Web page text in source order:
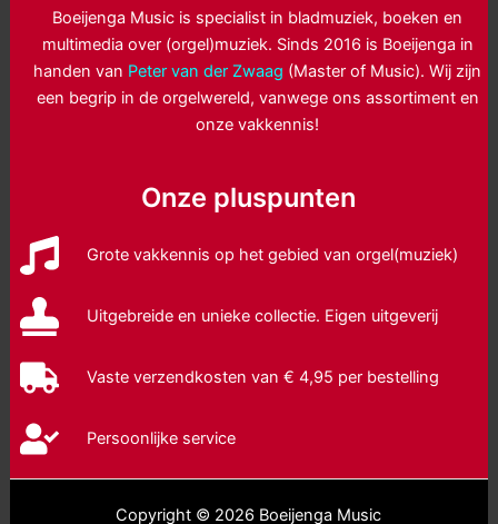
Boeijenga Music is specialist in bladmuziek, boeken en
multimedia over (orgel)muziek. Sinds 2016 is Boeijenga in
handen van Peter van der Zwaag (Master of Music). Wij zijn
een begrip in de orgelwereld, vanwege ons assortiment en
onze vakkennis!
Onze pluspunten
Grote vakkennis op het gebied van orgel(muziek)
Uitgebreide en unieke collectie. Eigen uitgeverij
Vaste verzendkosten van € 4,95 per bestelling
Persoonlijke service
Copyright © 2026 Boeijenga Music